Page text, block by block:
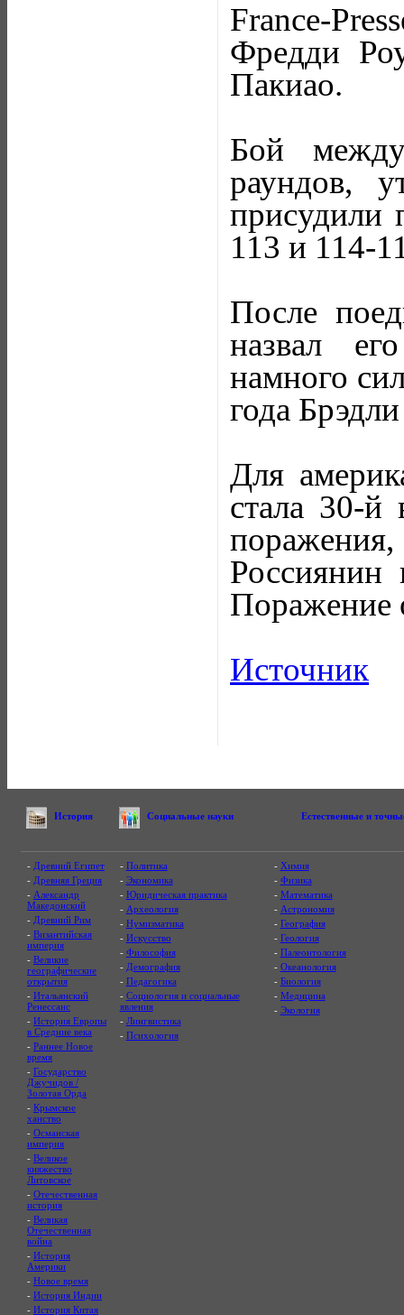
France-
Фредди
Пакиао.
Бой
раундов,
присудили
113 и 114-
После
назвал
намного
года
Для
стала 30-й
Поражение
Источник
История Социальные науки Естественные и
- Древний Египет
- Древняя Греция
- Александр
Македонский
- Древний Рим
- Византийская
империя
- Великие
географические
открытия
- Итальянский
Ренессанс
- История Европы
в Средние века
- Раннее Новое
время
- Государство
Джучидов /
Золотая Орда
- Крымское
ханство
- Османская
империя
- Великое
княжество
Литовское
- Отечественная
история
- Великая
Отечественная
война
- История
Америки
- Новое время
- История Индии
- История Китая
- Политика
- Экономика
- Юридическая практика
- Археология
- Нумизматика
- Искусство
- Философия
- Демография
- Педагогика
- Социология и социальные
явления
- Лингвистика
- Психология
- Химия
- Физика
- Математика
- Астрономия
- География
- Геология
- Палеонтология
- Океанология
- Биология
- Медицина
- Экология